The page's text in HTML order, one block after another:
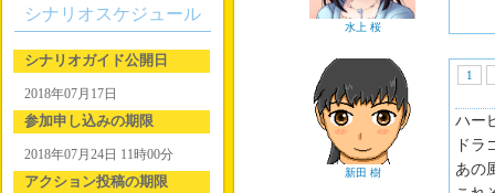
水上 桜
新田 樹
1
ハー
ド
あの
シナリオスケジュール
シナリオガイド公開日
2018年07月17日
参加申し込みの期限
2018年07月24日 11時00分
アクション投稿の期限